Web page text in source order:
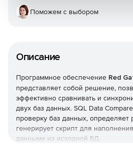
Описание
Программное обеспечение Red
представляет собой решение,
эффективно сравнивать и
двух баз данных. SQL Data
проверку баз данных, определяет
генерирует скрипт для
данными из исходной БД.
Поможем с выбором